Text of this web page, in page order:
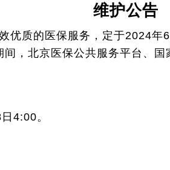
维护公告
优质的医保服务，定于2024
，北京医保公共服务平台、
4:00。